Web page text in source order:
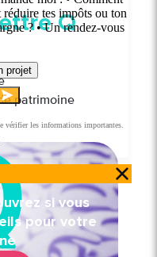
Q
patrimoine
si vous
pour votre